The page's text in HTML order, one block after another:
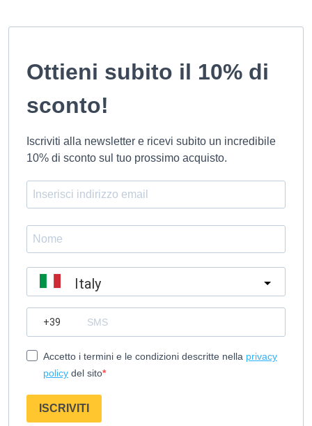
Ottieni subito il 10% di
sconto!
Iscriviti alla newsletter e ricevi subito un incredibile
10% di sconto sul tuo prossimo acquisto.
Italy
Accetto i termini e le condizioni descritte nella privacy
policy del sito
ISCRIVITI